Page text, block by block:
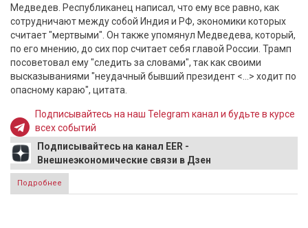
Медведев. Республиканец написал, что ему все равно, как
сотрудничают между собой Индия и РФ, экономики которых
считает "мертвыми". Он также упомянул Медведева, который,
по его мнению, до сих пор считает себя главой России. Трамп
посоветовал ему "следить за словами", так как своими
высказываниями "неудачный бывший президент <...> ходит по
опасному караю", цитата.
Подписывайтесь на наш Telegram канал и будьте в курсе
всех событий
Подписывайтесь на канал EER -
Внешнеэкономические связи в Дзен
Подробнее
президенту США Трампу на угрозу в его адрес